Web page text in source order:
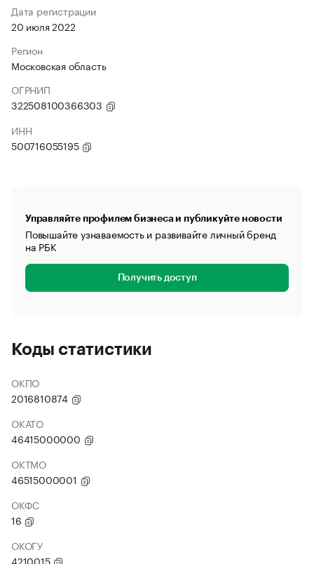
Дата регистрации
20 июля 2022
Регион
Московская область
ОГРНИП
322508100366303
ИНН
500716055195
Управляйте профилем бизнеса и публикуйте новости
Повышайте узнаваемость и развивайте личный бренд
на РБК
Получить доступ
Коды статистики
ОКПО
2016810874
ОКАТО
46415000000
ОКТМО
46515000001
ОКФС
16
ОКОГУ
4210015